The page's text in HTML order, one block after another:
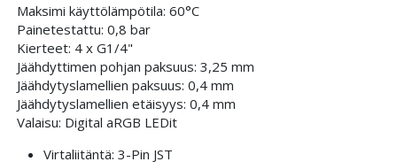
Maksimi käyttölämpötila: 60°C
Painetestattu: 0,8 bar
Kierteet: 4 x G1/4"
Jäähdyttimen pohjan paksuus: 3,25 mm
Jäähdytyslamellien paksuus: 0,4 mm
Jäähdytyslamellien etäisyys: 0,4 mm
Valaisu: Digital aRGB LEDit
Virtaliitäntä: 3-Pin JST